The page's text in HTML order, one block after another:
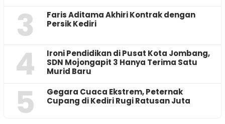
3
Faris Aditama Akhiri Kontrak dengan
Persik Kediri
4
Ironi Pendidikan di Pusat Kota Jombang,
SDN Mojongapit 3 Hanya Terima Satu
Murid Baru
5
‎Gegara Cuaca Ekstrem, Peternak
Cupang di Kediri Rugi Ratusan Juta